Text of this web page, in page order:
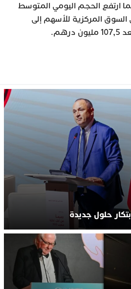
ارتفع الحجم اليومي المتوسط
السوق المركزية للأسهم إلى
حلول جديدة